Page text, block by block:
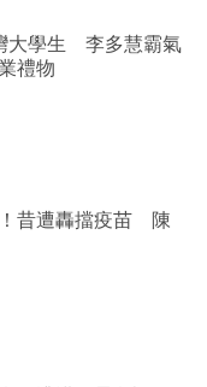
大學生 李多慧霸氣
禮物
昔遭轟擋疫苗 陳